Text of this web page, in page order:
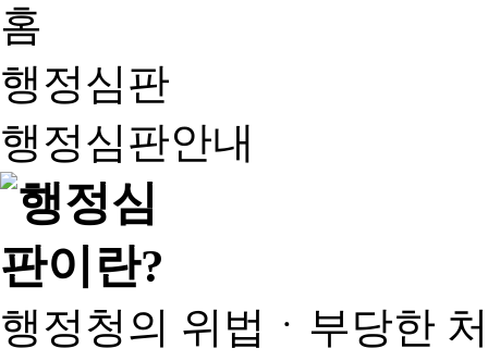
홈
행정심판
행정심판안내
행정청의 위법ㆍ부당한